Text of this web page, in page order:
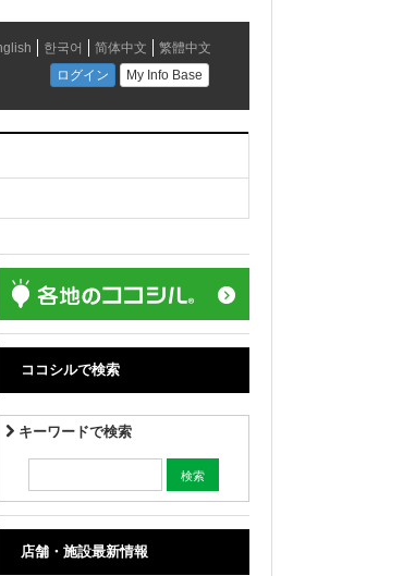
ココシルで検索
キーワードで検索
店舗・施設最新情報